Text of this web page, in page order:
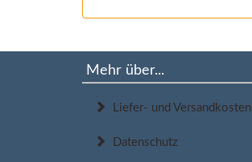
Mehr über...
Liefer- und Versandkosten
Datenschutz